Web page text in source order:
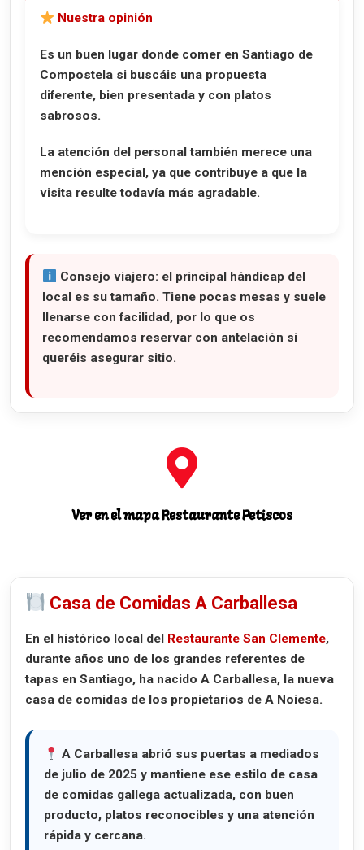
Nuestra opinión
Es un buen lugar donde comer en Santiago de
Compostela si buscáis una propuesta
diferente, bien presentada y con platos
sabrosos.
La atención del personal también merece una
mención especial, ya que contribuye a que la
visita resulte todavía más agradable.
Consejo viajero: el principal hándicap del
local es su tamaño. Tiene pocas mesas y suele
llenarse con facilidad, por lo que os
recomendamos reservar con antelación si
queréis asegurar sitio.
Ver en el mapa Restaurante Petiscos
Casa de Comidas A Carballesa
En el histórico local del Restaurante San Clemente,
durante años uno de los grandes referentes de
tapas en Santiago, ha nacido A Carballesa, la nueva
casa de comidas de los propietarios de A Noiesa.
A Carballesa abrió sus puertas a mediados
de julio de 2025 y mantiene ese estilo de casa
de comidas gallega actualizada, con buen
producto, platos reconocibles y una atención
rápida y cercana.